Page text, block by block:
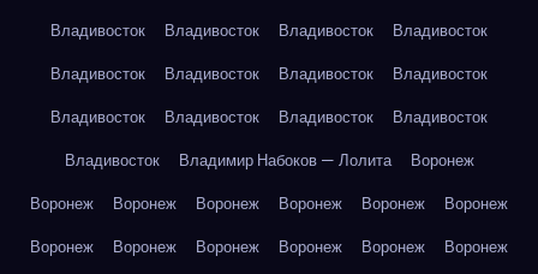
Владивосток
Владивосток Владивосток
Владивосток
Владивосток
Владивосток Владивосток
Владивосток
Владивосток
Владивосток Владивосток
Владивосток
Владивосток
Владимир Набоков — Лолита
Воронеж
Воронеж
Воронеж Воронеж Воронеж Воронеж
Воронеж
Воронеж
Воронеж Воронеж Воронеж Воронеж
Воронеж